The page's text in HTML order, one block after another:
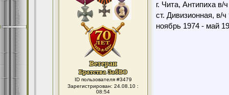
ID пользователя #3479
Зарегистрирован: 24.08.10 :
08:54
г. Чита, Антипиха в/
ст. Дивизионная, в/ч
ноябрь 1974 - май